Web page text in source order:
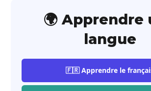
🌍 Apprendre
langue
🇫🇷 Apprendre le